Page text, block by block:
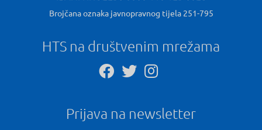
Brojčana oznaka javnopravnog tijela 251-795
HTS na društvenim mrežama
Prijava na newsletter